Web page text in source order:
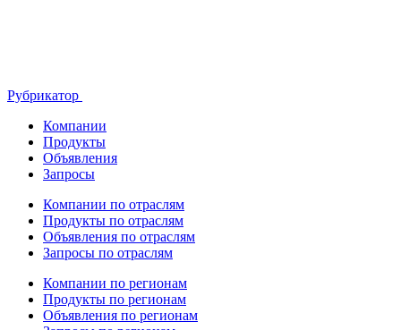
Рубрикатор
Компании
Продукты
Объявления
Запросы
Компании по отраслям
Продукты по отраслям
Объявления по отраслям
Запросы по отраслям
Компании по регионам
Продукты по регионам
Объявления по регионам